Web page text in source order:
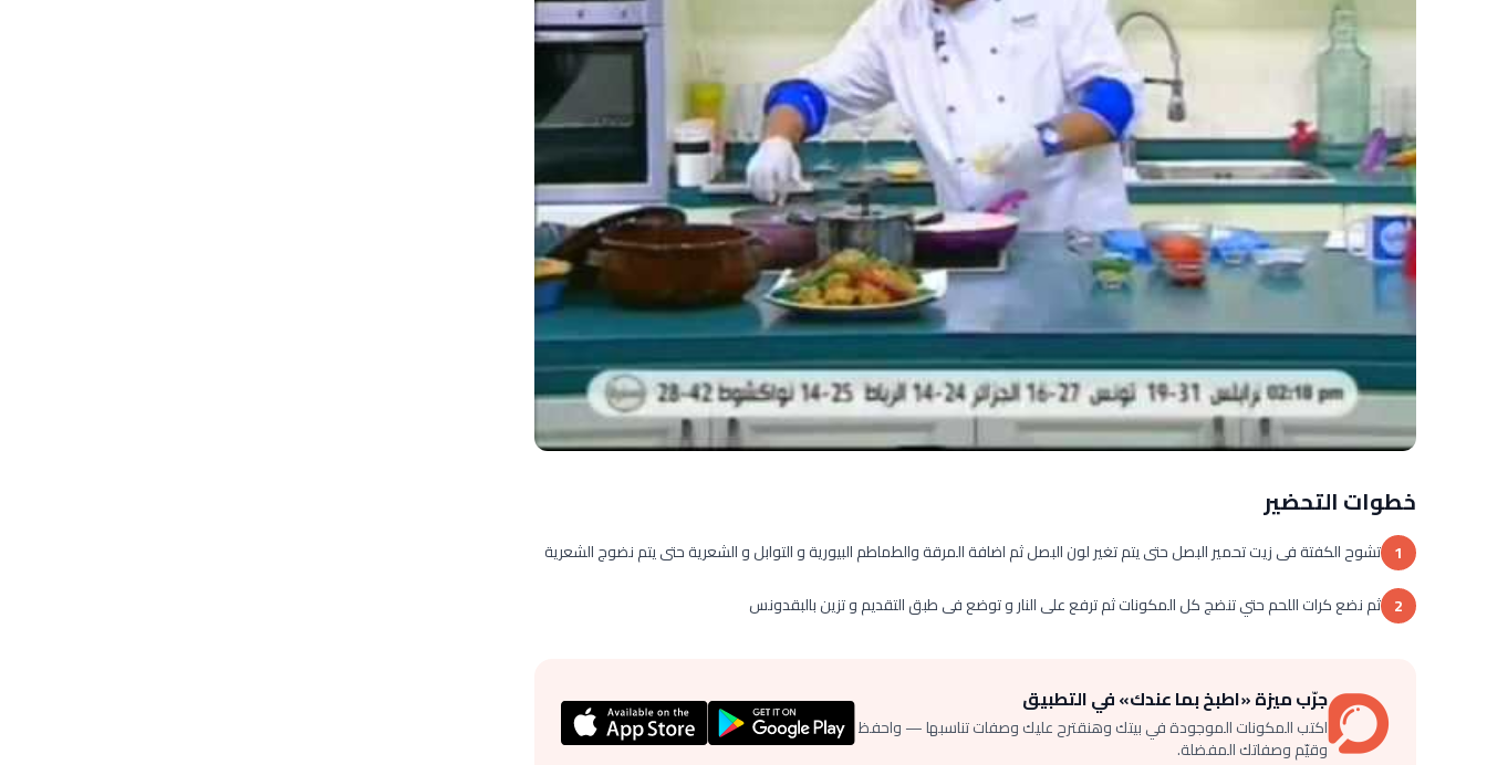
خطوات التحضير
1 تشوح الكفتة فى زيت تحمير البصل حتى يتم تغير لون البصل ثم اضافة المرقة والطماطم البيورية و التوابل و الشعرية حتى يتم نضوج الشعرية
2 ثم نضع كرات اللحم حتي تنضج كل المكونات ثم ترفع على النار و توضع فى طبق التقديم و تزين بالبقدونس
جرّب ميزة «اطبخ بما عندك» في التطبيق
اكتب المكونات الموجودة في بيتك وهنقترح عليك وصفات تناسبها — واحفظ
وقيّم وصفاتك المفضلة.